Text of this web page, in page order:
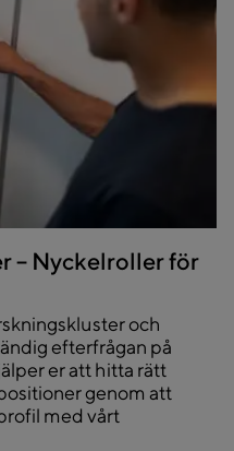
– Nyckelroller för
och
efterfrågan på
er att hitta rätt
genom att
med vårt